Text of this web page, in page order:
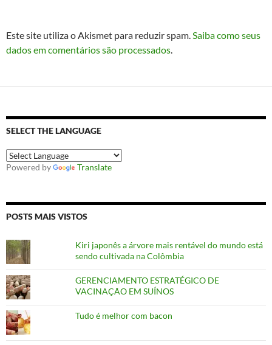
Este site utiliza o Akismet para reduzir spam.Saiba como seus
dados em comentários são processados.
SELECT THE LANGUAGE
Powered by Translate
POSTS MAIS VISTOS
Kiri japonês a árvore mais rentável do mundo está
sendo cultivada na Colômbia
GERENCIAMENTO ESTRATÉGICO DE
VACINAÇÃO EM SUÍNOS
Tudo é melhor com bacon